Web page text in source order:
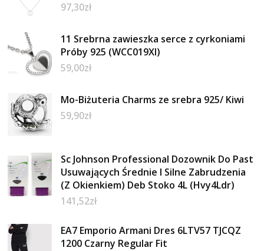
97,30zł
11 Srebrna zawieszka serce z cyrkoniami
Próby 925 (WCC019XI)
59,00zł
Mo-Biżuteria Charms ze srebra 925/ Kiwi
59,90zł
Sc Johnson Professional Dozownik Do Past
Usuwających Średnie I Silne Zabrudzenia
(Z Okienkiem) Deb Stoko 4L (Hvy4Ldr)
141,52zł
EA7 Emporio Armani Dres 6LTV57 TJCQZ
1200 Czarny Regular Fit